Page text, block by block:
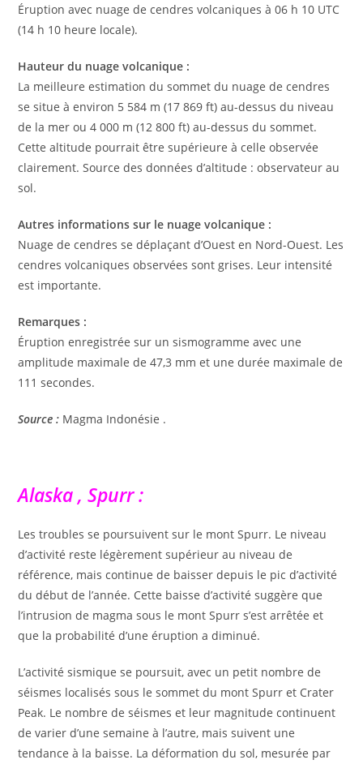
Éruption avec nuage de cendres volcaniques à 06 h 10 UTC
(14 h 10 heure locale).
Hauteur du nuage volcanique :
La meilleure estimation du sommet du nuage de cendres
se situe à environ 5 584 m (17 869 ft) au-dessus du niveau
de la mer ou 4 000 m (12 800 ft) au-dessus du sommet.
Cette altitude pourrait être supérieure à celle observée
clairement. Source des données d’altitude : observateur au
sol.
Autres informations sur le nuage volcanique :
Nuage de cendres se déplaçant d’Ouest en Nord-Ouest. Les
cendres volcaniques observées sont grises. Leur intensité
est importante.
Remarques :
Éruption enregistrée sur un sismogramme avec une
amplitude maximale de 47,3 mm et une durée maximale de
111 secondes.
Source : Magma Indonésie .
Alaska , Spurr :
Les troubles se poursuivent sur le mont Spurr. Le niveau
d’activité reste légèrement supérieur au niveau de
référence, mais continue de baisser depuis le pic d’activité
du début de l’année. Cette baisse d’activité suggère que
l’intrusion de magma sous le mont Spurr s’est arrêtée et
que la probabilité d’une éruption a diminué.
L’activité sismique se poursuit, avec un petit nombre de
séismes localisés sous le sommet du mont Spurr et Crater
Peak. Le nombre de séismes et leur magnitude continuent
de varier d’une semaine à l’autre, mais suivent une
tendance à la baisse. La déformation du sol, mesurée par